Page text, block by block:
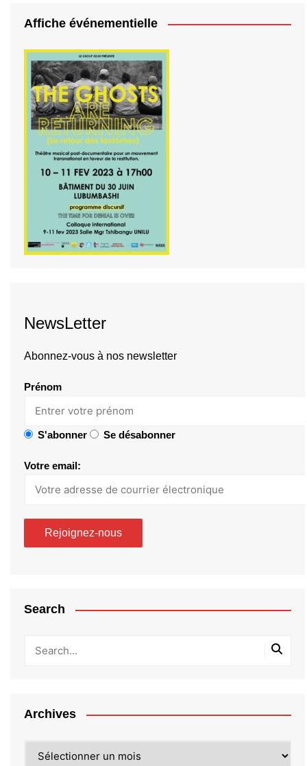
Affiche événementielle
NewsLetter
Abonnez-vous à nos newsletter
Prénom
S'abonner Se désabonner
Votre email:
Search
Archives